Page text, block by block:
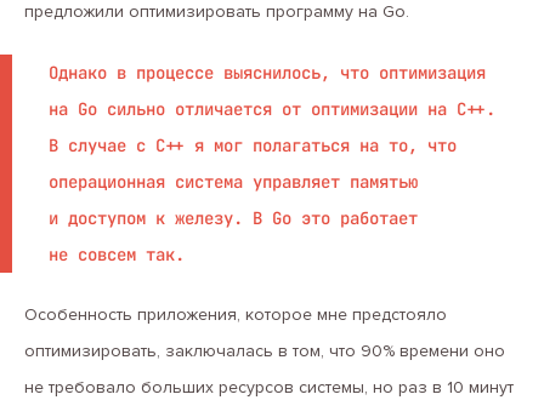
предложили оптимизировать программу на Go.
Однако в процессе выяснилось, что оптимизация
на Go сильно отличается от оптимизации на С++.
В случае с С++ я мог полагаться на то, что
операционная система управляет памятью
и доступом к железу. В Go это работает
не совсем так.
Особенность приложения, которое мне предстояло
оптимизировать, заключалась в том, что 90% времени оно
не требовало больших ресурсов системы, но раз в 10 минут